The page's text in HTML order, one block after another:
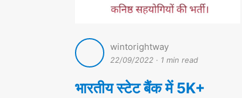
wintorightway
22/09/2022· 1 min read
भारतीय स्टेट बैंक में 5K+